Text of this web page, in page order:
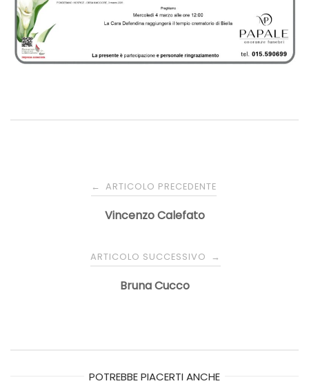
Navigazione
← ARTICOLO PRECEDENTE
Vincenzo Calefato
ARTICOLO SUCCESSIVO →
Bruna Cucco
POTREBBE PIACERTI ANCHE